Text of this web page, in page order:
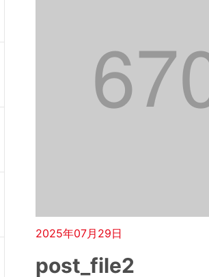
2025年07月29日
post_file2